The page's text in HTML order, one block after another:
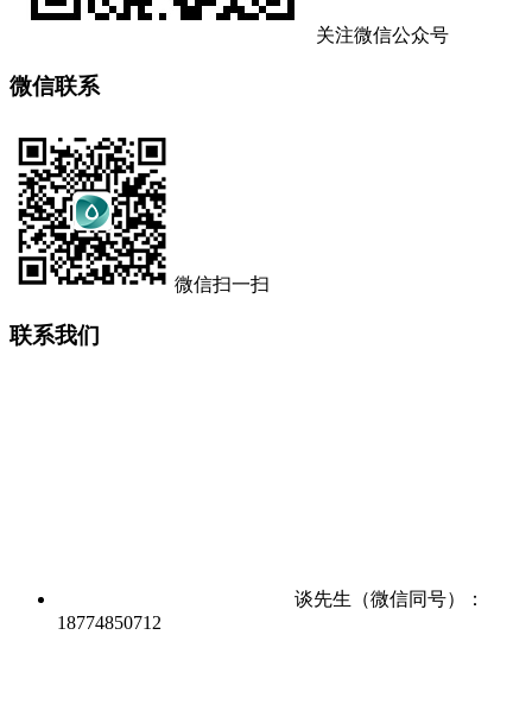
关注微信公众号
微信联系
微信扫一扫
联系我们
谈先生（微信同号）：
18774850712